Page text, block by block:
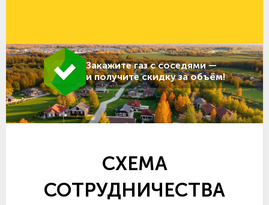
Закажите газ с соседями —
и получите скидку за объём!
СХЕМА
СОТРУДНИЧЕСТВА